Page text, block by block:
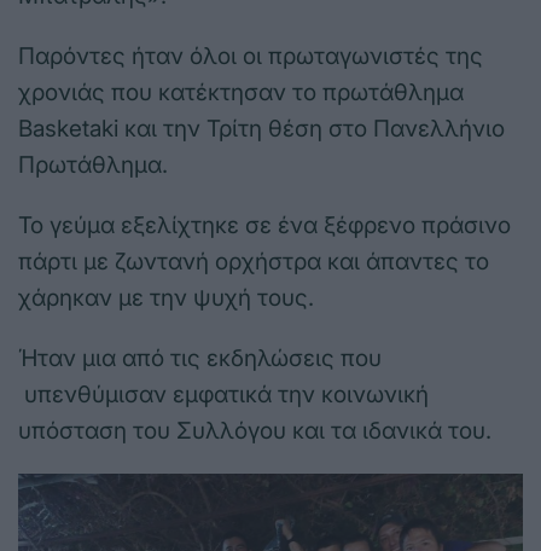
Παρόντες ήταν όλοι οι πρωταγωνιστές της
χρονιάς που κατέκτησαν το πρωτάθλημα
Basketaki και την Τρίτη θέση στο Πανελλήνιο
Πρωτάθλημα.
Το γεύμα εξελίχτηκε σε ένα ξέφρενο πράσινο
πάρτι με ζωντανή ορχήστρα και άπαντες το
χάρηκαν με την ψυχή τους.
Ήταν μια από τις εκδηλώσεις που
υπενθύμισαν εμφατικά την κοινωνική
υπόσταση του Συλλόγου και τα ιδανικά του.